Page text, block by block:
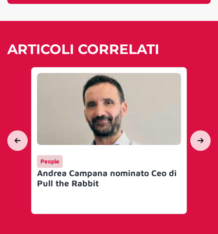
ARTICOLI CORRELATI
People
Andrea Campana nominato Ceo di
Pull the Rabbit